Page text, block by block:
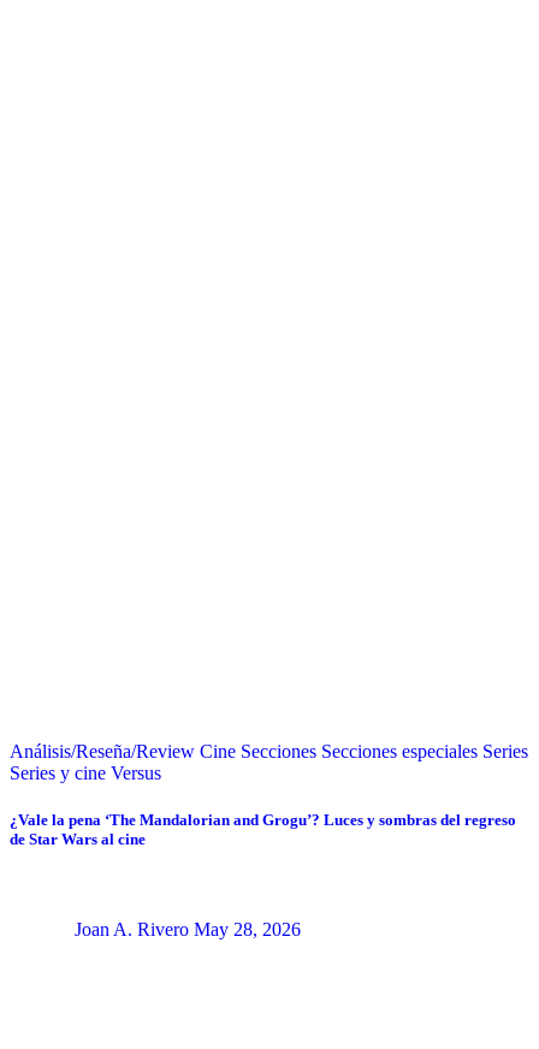
Análisis/Reseña/Review Cine Secciones Secciones especiales Series
Series y cine Versus
¿Vale la pena ‘The Mandalorian and Grogu’? Luces y sombras del regreso
de Star Wars al cine
Joan A. Rivero May 28, 2026